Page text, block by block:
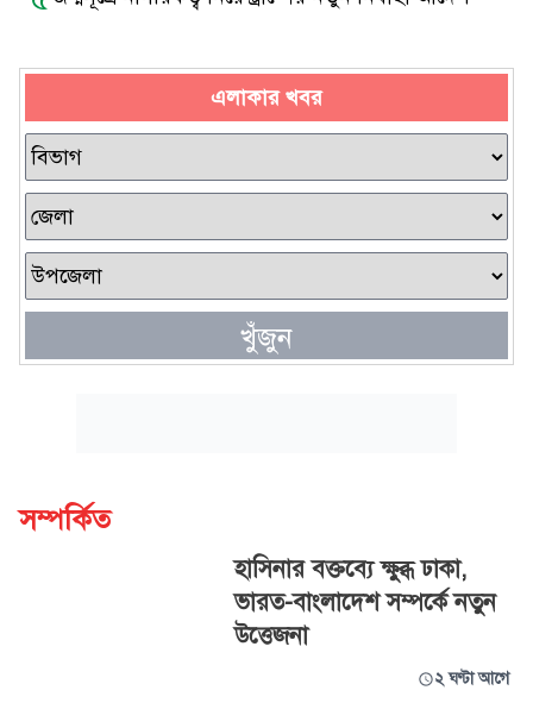
এলাকার খবর
খুঁজুন
সম্পর্কিত
হাসিনার বক্তব্যে ক্ষুব্ধ ঢাকা,
ভারত-বাংলাদেশ সম্পর্কে নতুন
উত্তেজনা
২ ঘণ্টা আগে